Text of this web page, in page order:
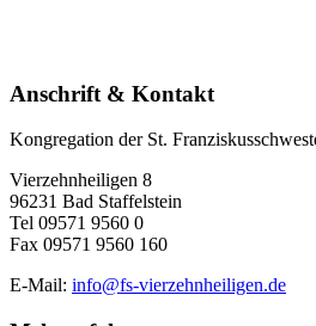
Anschrift & Kontakt
Kongregation der St.
Vierzehnheiligen 8
96231 Bad Staffelstein
Tel 09571 9560 0
Fax 09571 9560 160
E-Mail: info@fs-vierzehnheiligen.de